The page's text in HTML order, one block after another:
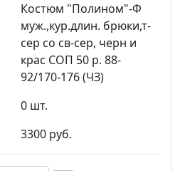
Костюм "Полином"-Ф
муж.,кур.длин. брюки,т-
сер со св-сер, черн и
крас СОП 50 р. 88-
92/170-176 (ЧЗ)
0 шт.
3300 руб.